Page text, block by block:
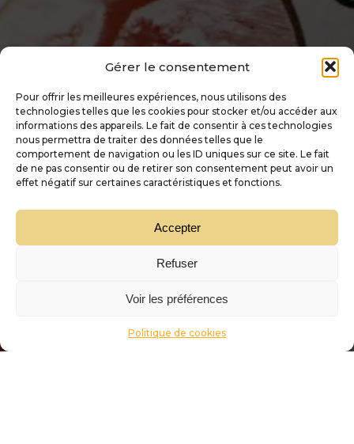
Gérer le consentement
Pour offrir les meilleures expériences, nous utilisons des
technologies telles que les cookies pour stocker et/ou accéder aux
informations des appareils. Le fait de consentir à ces technologies
nous permettra de traiter des données telles que le
comportement de navigation ou les ID uniques sur ce site. Le fait
de ne pas consentir ou de retirer son consentement peut avoir un
effet négatif sur certaines caractéristiques et fonctions.
Accepter
Refuser
Voir les préférences
Politique de cookies